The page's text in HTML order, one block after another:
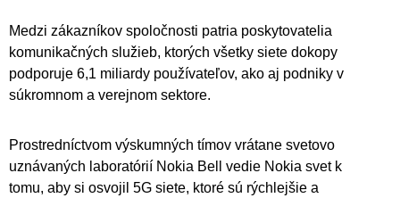
Medzi zákazníkov spoločnosti patria poskytovatelia
komunikačných služieb, ktorých všetky siete dokopy
podporuje 6,1 miliardy používateľov, ako aj podniky v
súkromnom a verejnom sektore.
Prostredníctvom výskumných tímov vrátane svetovo
uznávaných laboratórií Nokia Bell vedie Nokia svet k
tomu, aby si osvojil 5G siete, ktoré sú rýchlejšie a